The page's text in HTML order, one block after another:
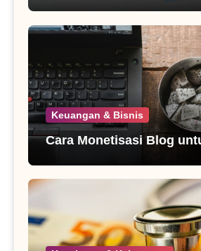
Keuangan & Bisnis
Cara Monetisasi Blog